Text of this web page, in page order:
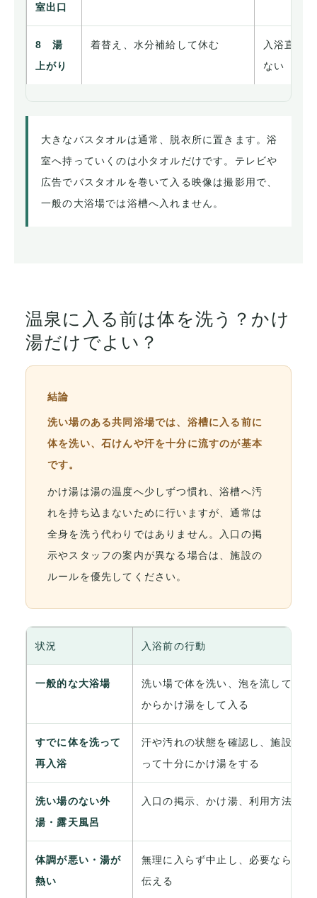
室出口
8 湯
上がり
着替え、水分補給して休む
入浴直後
ない
大きなバスタオルは通常、脱衣所に置きます。浴
室へ持っていくのは小タオルだけです。テレビや
広告でバスタオルを巻いて入る映像は撮影用で、
一般の大浴場では浴槽へ入れません。
温泉に入る前は体を洗う？かけ
湯だけでよい？
結論
洗い場のある共同浴場では、浴槽に入る前に
体を洗い、石けんや汗を十分に流すのが基本
です。
かけ湯は湯の温度へ少しずつ慣れ、浴槽へ汚
れを持ち込まないために行いますが、通常は
全身を洗う代わりではありません。入口の掲
示やスタッフの案内が異なる場合は、施設の
ルールを優先してください。
状況 入浴前の行動
一般的な大浴場
洗い場で体を洗い、泡を流してから
からかけ湯をして入る
すでに体を洗って
再入浴
汗や汚れの状態を確認し、施設の案
って十分にかけ湯をする
洗い場のない外
湯・露天風呂
入口の掲示、かけ湯、利用方法を確
体調が悪い・湯が
熱い
無理に入らず中止し、必要ならスタ
伝える